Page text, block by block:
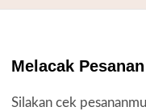
Melacak Pesanan
Silakan cek